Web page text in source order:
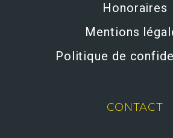
Honoraires
Mentions
Politique de
CONTACT